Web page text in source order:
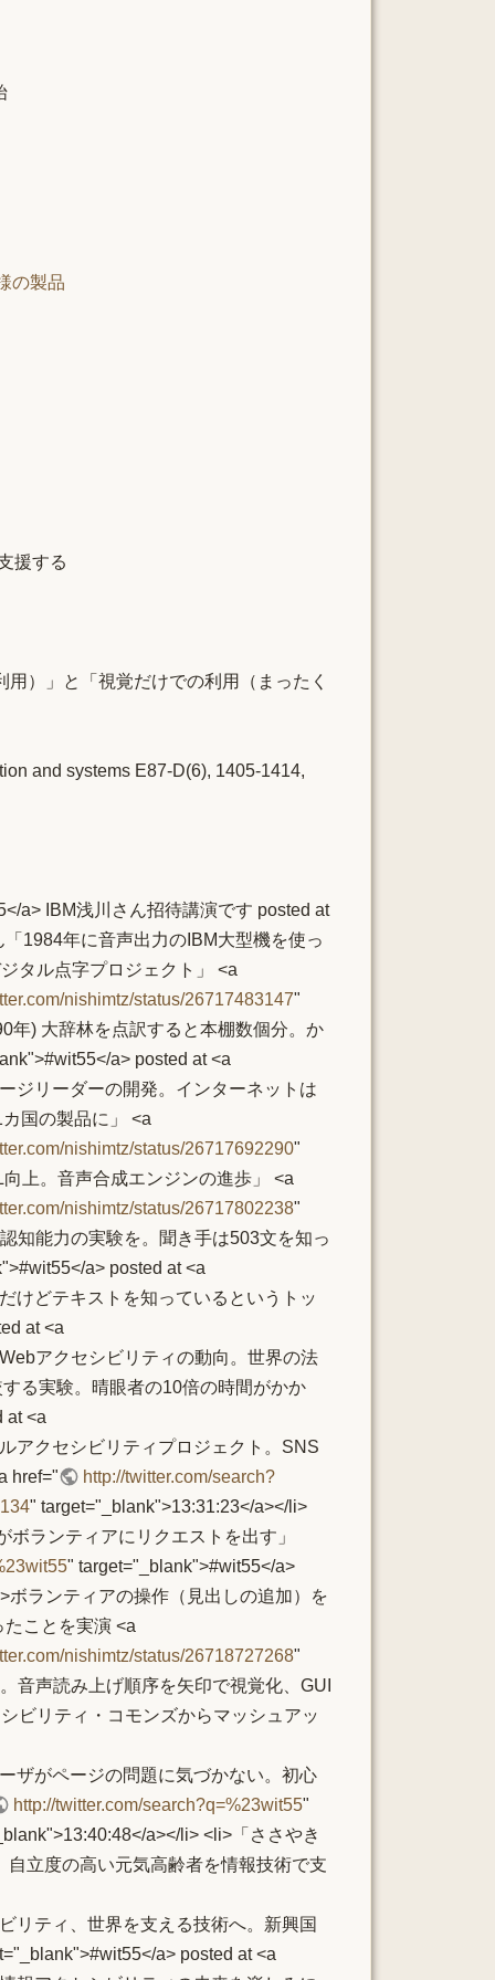
の製品
援する
）」と「視覚だけでの利用（まったく
and systems E87-D(6), 1405-1414,
a> IBM浅川さん招待講演です posted at
1984年に音声出力のIBM大型機を使っ
タル点字プロジェクト」 <a
nishimtz/status/26717483147"
年) 大辞林を点訳すると本棚数個分。か
a> posted at <a
ジリーダーの開発。インターネットは
国の製品に」 <a
nishimtz/status/26717692290"
上。音声合成エンジンの進歩」 <a
nishimtz/status/26717802238"
知能力の実験を。聞き手は503文を知っ
a> posted at <a
けどテキストを知っているというトッ
at <a
アクセシビリティの動向。世界の法
る実験。晴眼者の10倍の時間がかか
at <a
アクセシビリティプロジェクト。SNS
href="
http://twitter.com/search?
" target="_blank">13:31:23</a></li>
ランティアにリクエストを出す」
" target="_blank">#wit55</a>
ボランティアの操作（見出しの追加）を
ことを実演 <a
nishimtz/status/26718727268"
音声読み上げ順序を矢印で視覚化、GUI
ビリティ・コモンズからマッシュアッ
ザがページの問題に気づかない。初心
http://twitter.com/search?q=%23wit55"
a></li> <li>「ささやき
立度の高い元気高齢者を情報技術で支
リティ、世界を支える技術へ。新興国
a> posted at <a